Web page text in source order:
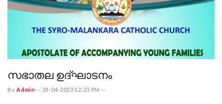
സഭാതല ഉദ്ഘാടനം
ByAdmin -- 28-04-2023 12:23 PM --